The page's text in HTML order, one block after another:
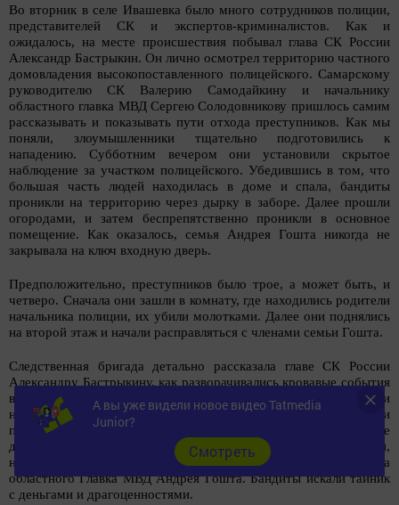
Во вторник в селе Ивашевка было много сотрудников полиции,
представителей СК и экспертов-криминалистов. Как и
ожидалось, на месте происшествия побывал глава СК России
Александр Бастрыкин. Он лично осмотрел территорию частного
домовладения высокопоставленного полицейского. Самарскому
руководителю СК Валерию Самодайкину и начальнику
областного главка МВД Сергею Солодовникову пришлось самим
рассказывать и показывать пути отхода преступников. Как мы
поняли, злоумышленники тщательно подготовились к
нападению. Субботним вечером они установили скрытое
наблюдение за участком полицейского. Убедившись в том, что
большая часть людей находилась в доме и спала, бандиты
проникли на территорию через дырку в заборе. Далее прошли
огородами, и затем беспрепятственно проникли в основное
помещение. Как оказалось, семья Андрея Гошта никогда не
закрывала на ключ входную дверь.
Предположительно, преступников было трое, а может быть, и
четверо. Сначала они зашли в комнату, где находились родители
начальника полиции, их убили молотками. Далее они поднялись
на второй этаж и начали расправляться с членами семьи Гошта.
Следственная бригада детально рассказала главе СК России
Александру Бастрыкину, как разворачивались кровавые события
в ночь на воскресенье в доме полицейского. Преступники
неплохо ориентировались в этом помещении. С собой они
принесли не только молотки, металлические прутья, резиновые
дубинки, но и муляж взрывного устройства. По всей видимости,
нападавшие долго пытали и запугивали начальника штаба
областного Главка МВД Андрея Гошта. Бандиты искали тайник
с деньгами и драгоценностями.
А вы уже видели новое видео Tatmedia
Junior?
Cмотреть